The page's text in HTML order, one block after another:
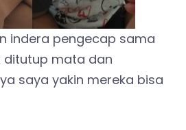
indera pengecap sama
ditutup mata dan
saya yakin mereka bisa